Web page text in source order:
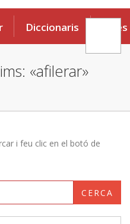
Diccionaris Eines
«afilerar»
i feu clic en el botó de
CERCA